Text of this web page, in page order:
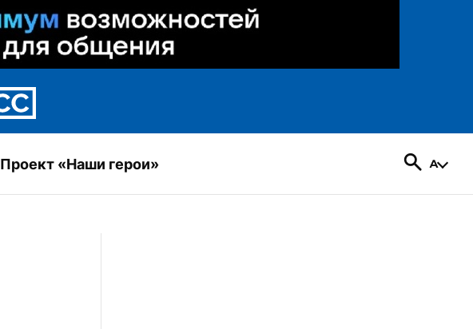
Проект «Наши герои»